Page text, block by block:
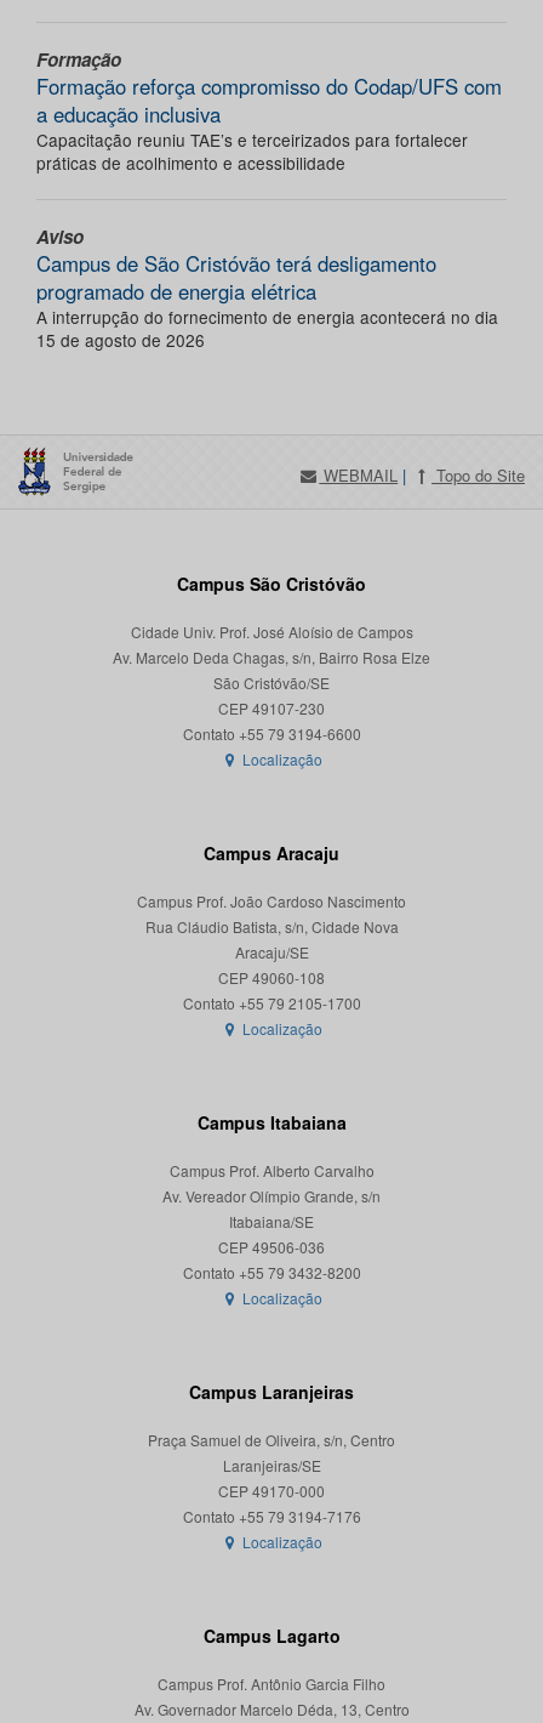
Formação
Formação reforça compromisso do Codap/UFS com
a educação inclusiva
Capacitação reuniu TAE’s e terceirizados para fortalecer
práticas de acolhimento e acessibilidade
Aviso
Campus de São Cristóvão terá desligamento
programado de energia elétrica
A interrupção do fornecimento de energia acontecerá no dia
15 de agosto de 2026
WEBMAIL | Topo do Site
Campus São Cristóvão
Cidade Univ. Prof. José Aloísio de Campos
Av. Marcelo Deda Chagas, s/n, Bairro Rosa Elze
São Cristóvão/SE
CEP 49107-230
Localização
Campus Aracaju
Campus Prof. João Cardoso Nascimento
Rua Cláudio Batista, s/n, Cidade Nova
Aracaju/SE
CEP 49060-108
Localização
Campus Itabaiana
Campus Prof. Alberto Carvalho
Av. Vereador Olímpio Grande, s/n
Itabaiana/SE
CEP 49506-036
Localização
Campus Laranjeiras
Praça Samuel de Oliveira, s/n, Centro
Laranjeiras/SE
CEP 49170-000
Localização
Campus Lagarto
Campus Prof. Antônio Garcia Filho
Av. Governador Marcelo Déda, 13, Centro